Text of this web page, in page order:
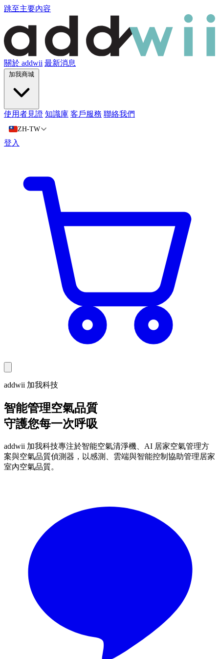
跳至主要內容
關於 addwii 最新消息
加我商城
使用者見證 知識庫 客戶服務 聯絡我們
ZH-TW
登入
addwii 加我科技
智能管理空氣品質
守護您每一次呼吸
addwii 加我科技專注於智能空氣清淨機、AI 居家空氣管理方
案與空氣品質偵測器，以感測、雲端與智能控制協助管理居家
室內空氣品質。